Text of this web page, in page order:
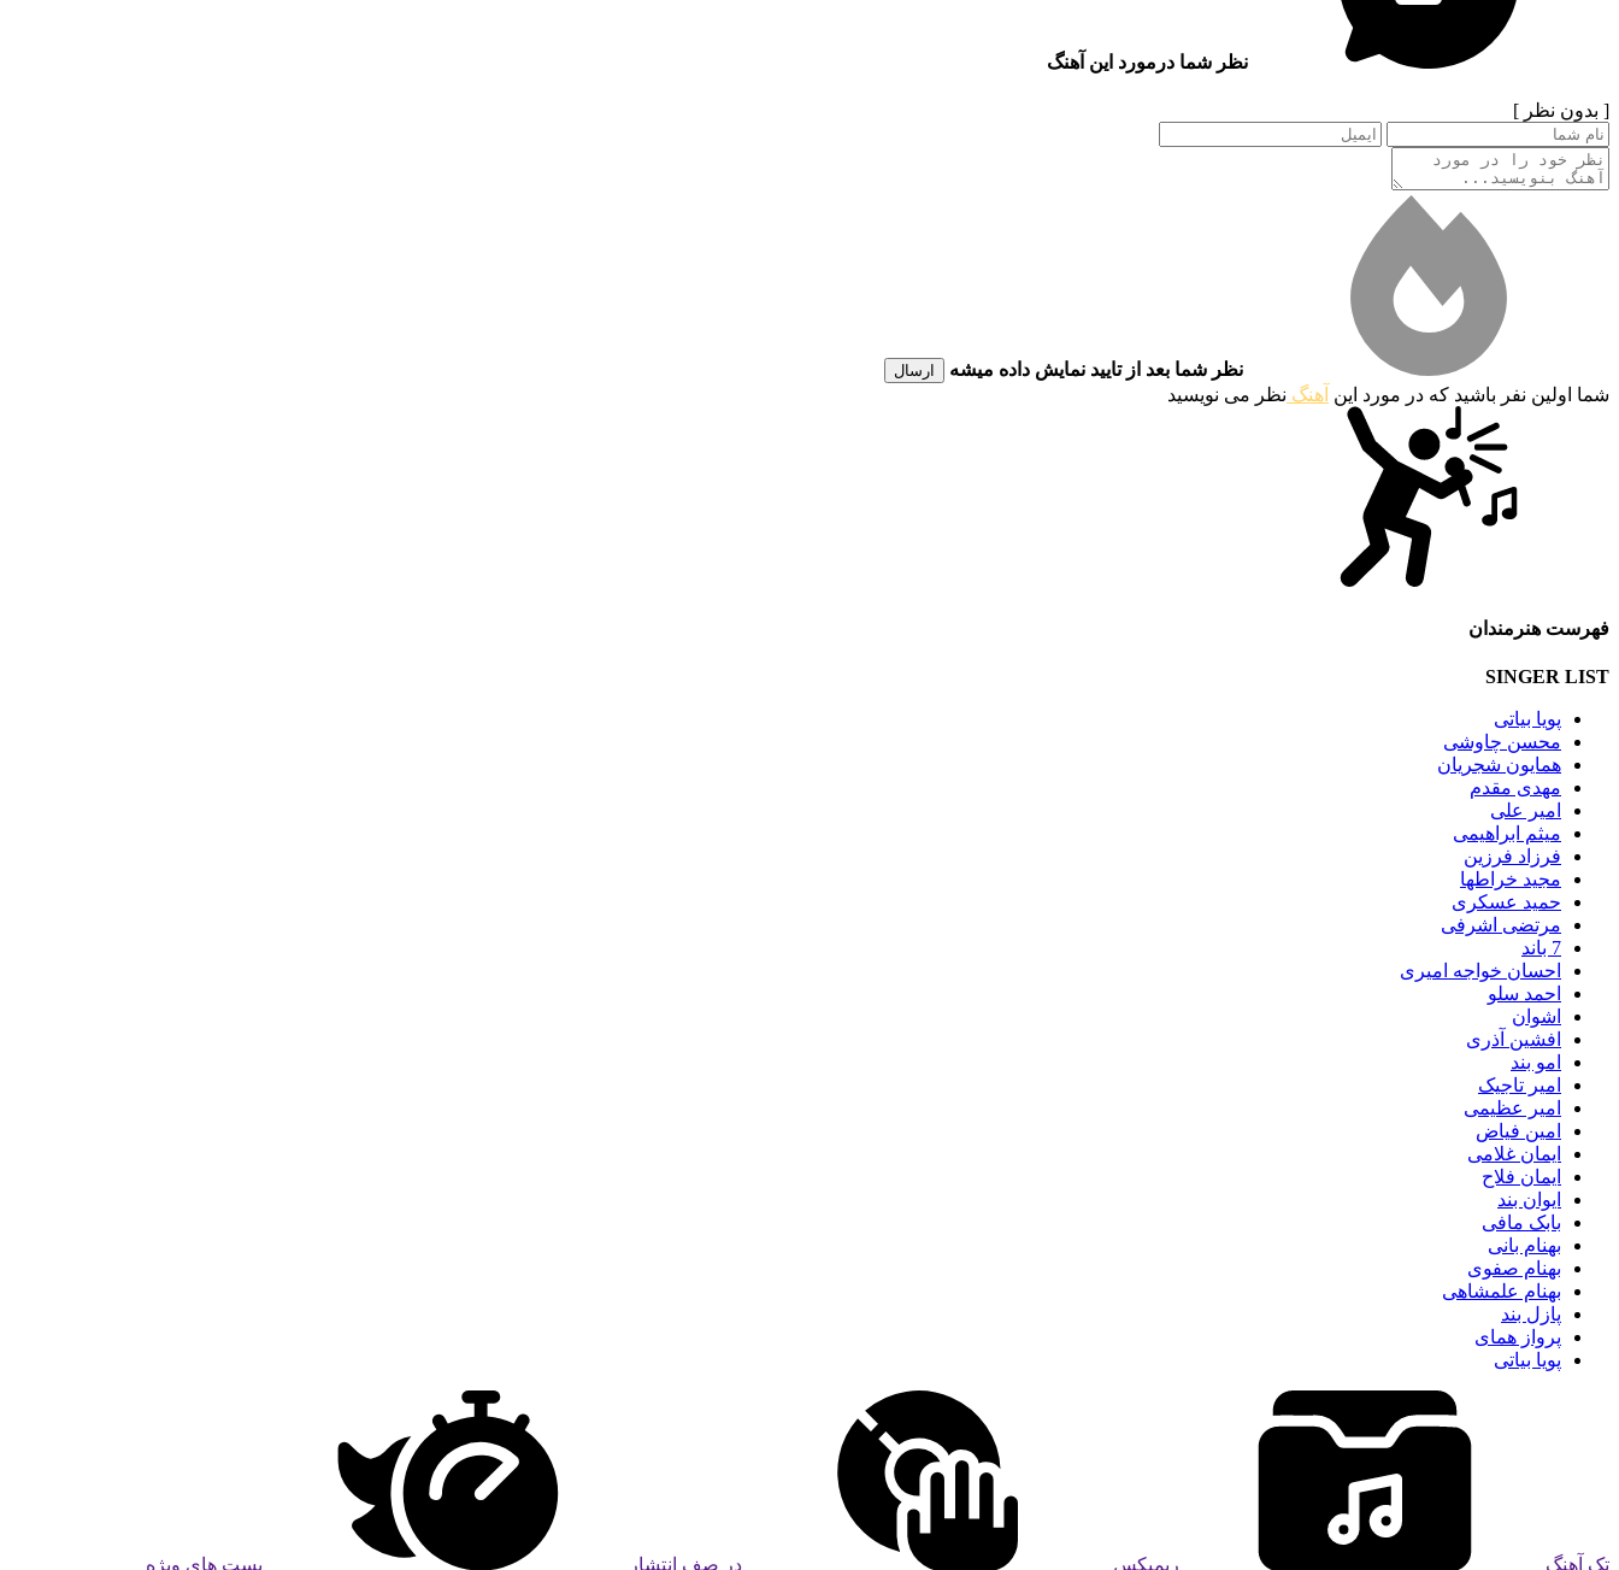
نظر شما درمورد این آهنگ
[ بدون نظر ]
نظر شما بعد از تایید نمایش داده میشه ارسال
شما اولین نفر باشید که در مورد این آهنگ نظر می نویسید
فهرست هنرمندان
SINGER LIST
پویا بیاتی
محسن چاوشی
همایون شجریان
مهدی مقدم
امیر علی
میثم ابراهیمی
فرزاد فرزین
مجید خراطها
حمید عسکری
مرتضی اشرفی
7 باند
احسان خواجه امیری
احمد سلو
اشوان
افشین آذری
امو بند
امیر تاجیک
امیر عظیمی
امین فیاض
ایمان غلامی
ایمان فلاح
ایوان بند
بابک مافی
بهنام بانی
بهنام صفوی
بهنام علمشاهی
پازل بند
پرواز همای
پویا بیاتی
تک آهنگ ریمیکس در صف انتشار پست های ویژه